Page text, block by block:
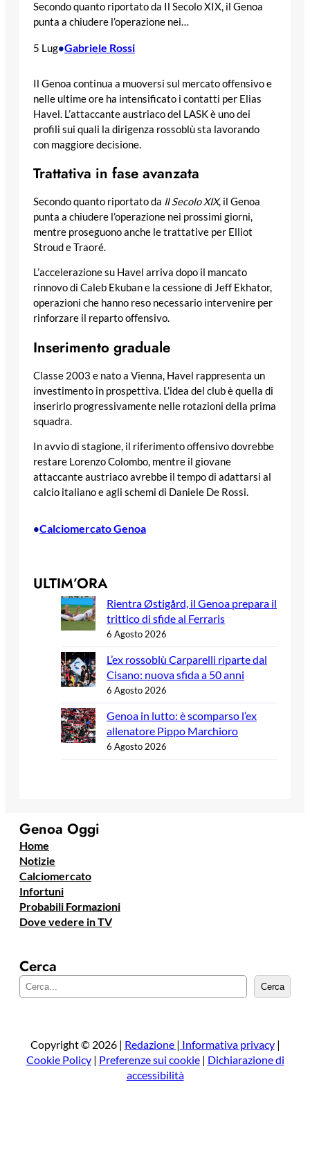
Secondo quanto riportato da Il Secolo XIX, il Genoa
punta a chiudere l’operazione nei…
5 Lug•Gabriele Rossi
Il Genoa continua a muoversi sul mercato offensivo e
nelle ultime ore ha intensificato i contatti per Elias
Havel. L’attaccante austriaco del LASK è uno dei
profili sui quali la dirigenza rossoblù sta lavorando
con maggiore decisione.
Trattativa in fase avanzata
Secondo quanto riportato da Il Secolo XIX, il Genoa
punta a chiudere l’operazione nei prossimi giorni,
mentre proseguono anche le trattative per Elliot
Stroud e Traoré.
L’accelerazione su Havel arriva dopo il mancato
rinnovo di Caleb Ekuban e la cessione di Jeff Ekhator,
operazioni che hanno reso necessario intervenire per
rinforzare il reparto offensivo.
Inserimento graduale
Classe 2003 e nato a Vienna, Havel rappresenta un
investimento in prospettiva. L’idea del club è quella di
inserirlo progressivamente nelle rotazioni della prima
squadra.
In avvio di stagione, il riferimento offensivo dovrebbe
restare Lorenzo Colombo, mentre il giovane
attaccante austriaco avrebbe il tempo di adattarsi al
calcio italiano e agli schemi di Daniele De Rossi.
•Calciomercato Genoa
ULTIM’ORA
Rientra Østigård, il Genoa prepara il
trittico di sfide al Ferraris
6 Agosto 2026
L’ex rossoblù Carparelli riparte dal
Cisano: nuova sfida a 50 anni
6 Agosto 2026
Genoa in lutto: è scomparso l’ex
allenatore Pippo Marchioro
6 Agosto 2026
Genoa Oggi
Home
Notizie
Calciomercato
Infortuni
Probabili Formazioni
Dove vedere in TV
Cerca
e
a
Cerca
Copyright © 2026 | Redazione | Informativa privacy|
Cookie Policy| Preferenze sui cookie| Dichiarazione di
accessibilità